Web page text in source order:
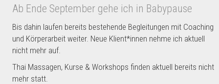
0 4
Ab Ende September gehe ich in Babypause
Bis dahin laufen bereits bestehende Begleitungen mit Coaching
und Körperarbeit weiter. Neue Klient*innen nehme ich aktuell
nicht mehr auf.
Thai Massagen, Kurse & Workshops finden aktuell bereits nicht
mehr statt.